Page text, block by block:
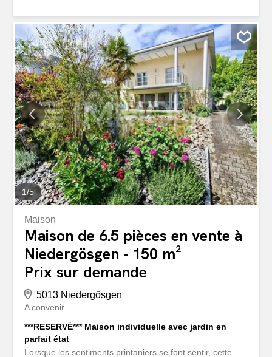
calme, sécurité et qualité de vie – un lieu où l’on a plaisir
à rentrer chez soi chaque jour. Construite en 2011, cette
maison séduit par son agencement intérieur bien pensé,
sa technique moderne et son espace généreux qui
répond aux besoins d’une famille à tous les stades de la
vie. Le jardin bien entretenu avec un coin salon
accueillant crée un espace de vie supplémentaire à
l’extérieur – parfait pour commencer la journée de
manière détendue avec un café du matin, des soirées
barbecue conviviales ou des moments de détente au
soleil. L’ensemble du quartier se distingue par son
aménagement soigné et de qualité. Les...
1/5
Maison
Maison de 6.5 pièces en vente à
Niedergösgen - 150 m²
Prix sur demande
5013 Niedergösgen
A convenir
***RESERVÉ*** Maison individuelle avec jardin en
parfait état
Lorsque les sentiments printaniers se font sentir, cette